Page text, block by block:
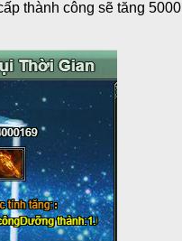
thành công sẽ tăng 5000